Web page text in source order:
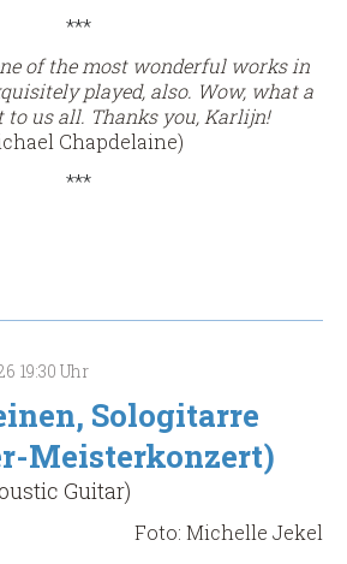
***
of the most wonderful works in
played, also. Wow, what a
us all. Thanks you, Karlijn!
Chapdelaine)
***
19:30 Uhr
Sologitarre
Meisterkonzert)
Guitar)
Foto: Michelle Jekel